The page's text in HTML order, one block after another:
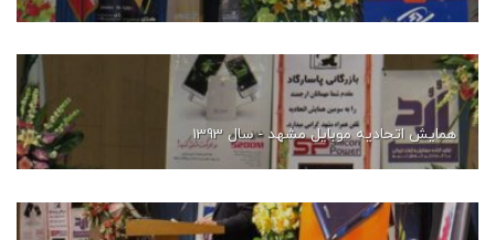
همایش اتحادیه موبایل مشهد - سال 1393